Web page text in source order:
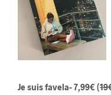
Je suis favela- 7,99€ (